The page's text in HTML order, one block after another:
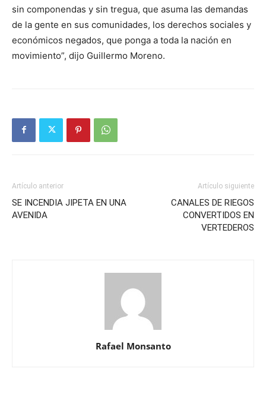
sin componendas y sin tregua, que asuma las demandas
de la gente en sus comunidades, los derechos sociales y
económicos negados, que ponga a toda la nación en
movimiento”, dijo Guillermo Moreno.
Artículo anterior
SE INCENDIA JIPETA EN UNA
AVENIDA
Artículo siguiente
CANALES DE RIEGOS
CONVERTIDOS EN
VERTEDEROS
Rafael Monsanto